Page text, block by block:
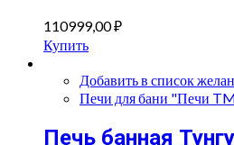
110999,00₽
Купить
Добавить в список
Печи для бани "Печи
Печь банная